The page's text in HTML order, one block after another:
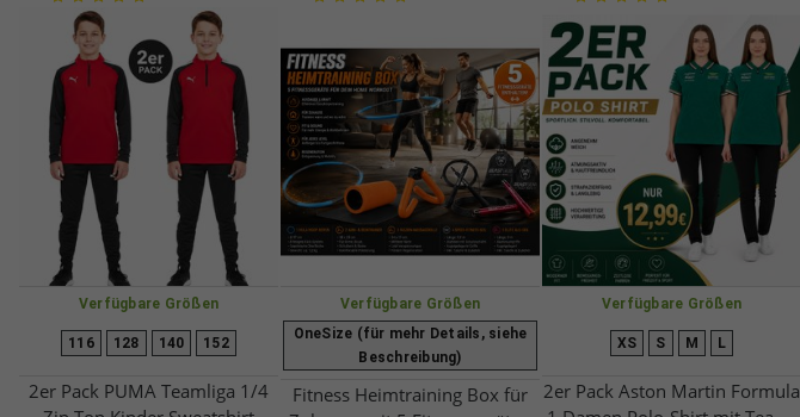
Verfügbare Größen
116 128 140 152
2er Pack PUMA Teamliga 1/4
Verfügbare Größen
OneSize (für mehr Details, siehe
Beschreibung)
Fitness Heimtraining Box für
Verfügbare Größen
XS S M L
2er Pack Aston Martin Formula